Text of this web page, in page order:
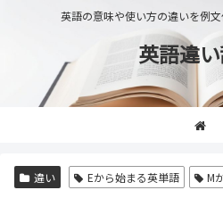
英語の意味や使い方の違いを例
英語違
違い Eから始まる英単語 M